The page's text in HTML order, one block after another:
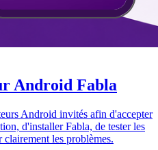
Android Fabla
Android invités afin d'accepter
d'installer Fabla, de tester les
les problèmes.